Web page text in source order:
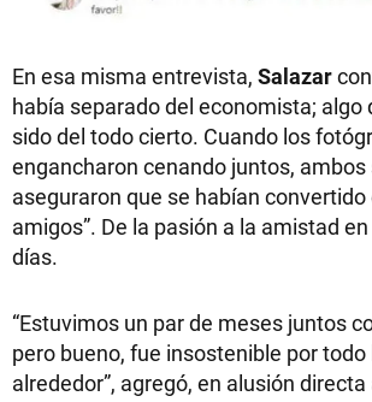
En esa misma entrevista, Salazar
había separado del economista; algo
sido del todo cierto. Cuando los
engancharon cenando juntos,
aseguraron que se habían convertido
amigos”. De la pasión a la amistad
días.
“Estuvimos un par de meses juntos
pero bueno, fue insostenible por
alrededor”, agregó, en alusión directa